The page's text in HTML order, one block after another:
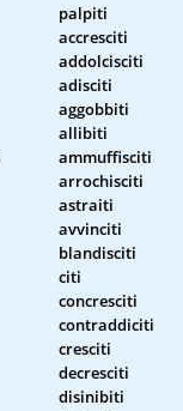
palpiti
accresciti
addolcisciti
adisciti
aggobbiti
allibiti
ammuffisciti
arrochisciti
astraiti
avvinciti
blandisciti
citi
concresciti
contraddiciti
cresciti
decresciti
disinibiti